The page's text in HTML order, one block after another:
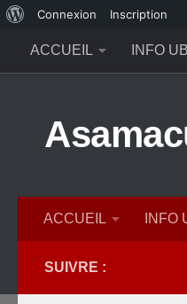
propos
de
Connexion Inscription
ACCUEIL
INFO UBI
ACCUEIL INFO
SUIVRE :